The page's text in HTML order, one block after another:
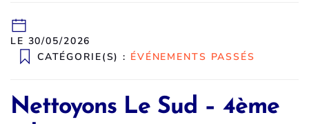
LE 30/05/2026
CATÉGORIE(S) : ÉVÉNEMENTS PASSÉS
Nettoyons Le Sud – 4ème